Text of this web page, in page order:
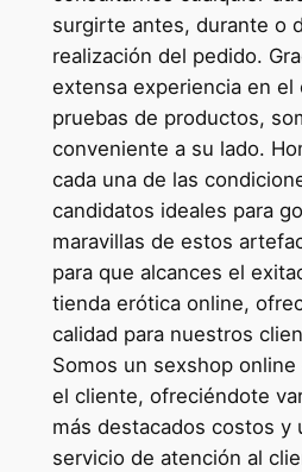
surgirte antes, durante o
realización del pedido.
extensa experiencia en el
pruebas de productos,
conveniente a su lado.
cada una de las
candidatos ideales para
maravillas de estos
para que alcances el
tienda erótica online,
calidad para nuestros
Somos un sexshop
el cliente, ofreciéndote
más destacados costos y
servicio de atención al